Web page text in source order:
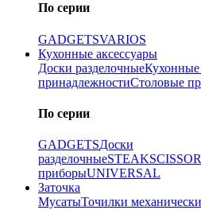
По серии
GADGETSVARIOS
Кухонные аксессуары
Доски разделочные
принадлежностиСтоловые
По серии
GADGETSДоски
разделочныеSTEAK
приборыUNIVERSAL
Заточка
МусатыТочилки